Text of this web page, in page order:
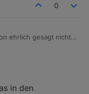
0
ehrlich gesagt nicht
ein VollBackup
Namen ändern, hört
an) tut genau
und cronjob
in den